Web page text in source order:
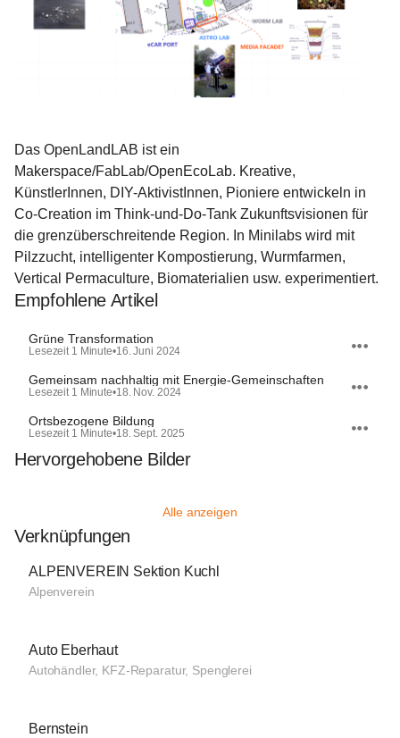
Das OpenLandLAB ist ein
Makerspace/FabLab/OpenEcoLab. Kreative,
KünstlerInnen, DIY-AktivistInnen, Pioniere entwickeln in
Co-Creation im Think-und-Do-Tank Zukunftsvisionen für
die grenzüberschreitende Region. In Minilabs wird mit
Pilzzucht, intelligenter Kompostierung, Wurmfarmen,
Vertical Permaculture, Biomaterialien usw. experimentiert.
Empfohlene Artikel
Grüne Transformation
Lesezeit 1 Minute•16. Juni 2024
Gemeinsam nachhaltig mit Energie-Gemeinschaften
Lesezeit 1 Minute•18. Nov. 2024
Ortsbezogene Bildung
Lesezeit 1 Minute•18. Sept. 2025
Hervorgehobene Bilder
Alle anzeigen
Verknüpfungen
ALPENVEREIN Sektion Kuchl
Alpenverein
Auto Eberhaut
Autohändler, KFZ-Reparatur, Spenglerei
Bernstein